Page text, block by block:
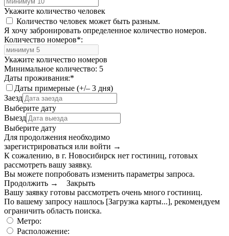
Укажите количество человек
Количество человек может быть разным.
Я хочу забронировать определенное количество номеров.
Количество номеров*:
Укажите количество номеров
Минимальное количество: 5
Даты проживания:*
Даты примерные (+/– 3 дня)
Заезд
Выберите дату
Выезд
Выберите дату
Для продолжения необходимо
зарегистрироваться или войти →
К сожалению, в г. Новосибирск нет гостиниц, готовых
рассмотреть вашу заявку.
Вы можете попробовать изменить параметры запроса.
Продолжить →
Закрыть
Вашу заявку готовы рассмотреть очень много гостиниц.
По вашему запросу нашлось [Загрузка карты...], рекомендуем
ограничить область поиска.
Метро:
Расположение: